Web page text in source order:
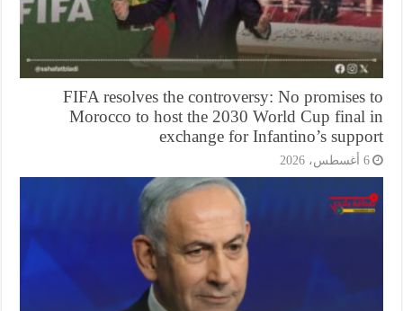
FIFA resolves the controversy: No
Morocco to host the 2030 World Cup
exchange for Infantino’s